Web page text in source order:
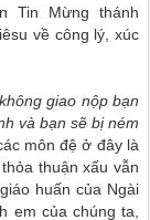
Tin Mừng thánh
về công lý, xúc
giao nộp bạn
và bạn sẽ bị ném
môn đệ ở đây là
thuận xấu vẫn
huấn của Ngài
em của chúng ta,